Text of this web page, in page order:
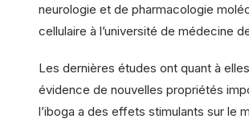
neurologie et de pharmacologie
cellulaire à l’université de médecine
Les dernières études ont quant à
évidence de nouvelles propriétés
l’iboga a des effets stimulants sur le